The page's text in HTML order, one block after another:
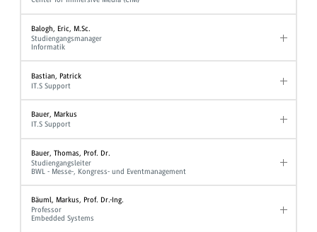
Balogh, Eric, M.Sc.
Studiengangsmanager
Informatik
Bastian, Patrick
IT.S Support
Bauer, Markus
IT.S Support
Bauer, Thomas, Prof. Dr.
Studiengangsleiter
BWL - Messe-, Kongress- und Eventmanagement
Bäuml, Markus, Prof. Dr.-Ing.
Professor
Embedded Systems